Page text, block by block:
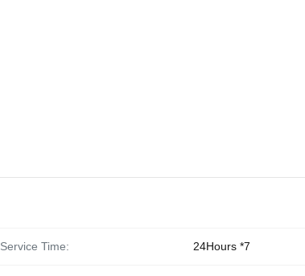
Service Time: 24Hours *7